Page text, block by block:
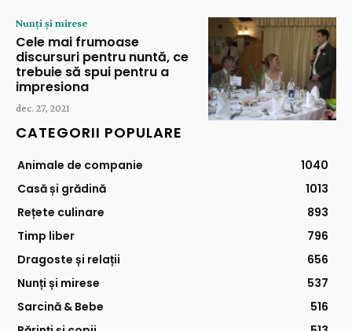
Nunți și mirese
Cele mai frumoase
discursuri pentru nuntă, ce
trebuie să spui pentru a
impresiona
dec. 27, 2021
CATEGORII POPULARE
Animale de companie
1040
Casă și grădină
1013
Rețete culinare
893
Timp liber
796
Dragoste și relații
656
Nunți și mirese
537
Sarcină & Bebe
516